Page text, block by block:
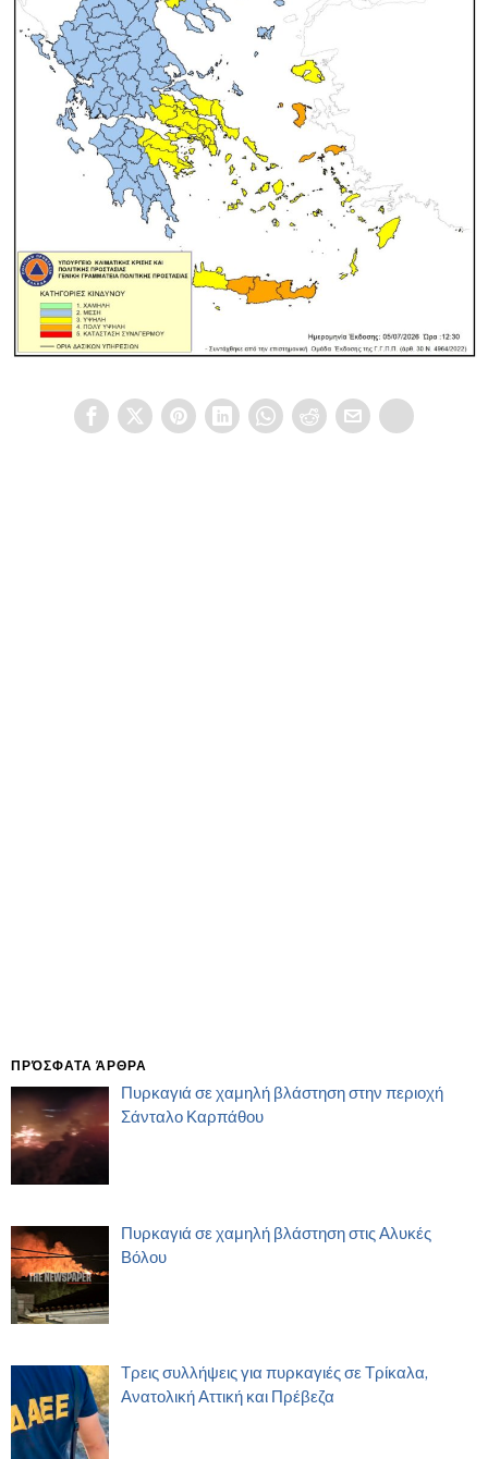
ΠΡΌΣΦΑΤΑ ΆΡΘΡΑ
Πυρκαγιά σε χαμηλή βλάστηση στην περιοχή
Σάνταλο Καρπάθου
Πυρκαγιά σε χαμηλή βλάστηση στις Αλυκές
Βόλου
Τρεις συλλήψεις για πυρκαγιές σε Τρίκαλα,
Ανατολική Αττική και Πρέβεζα